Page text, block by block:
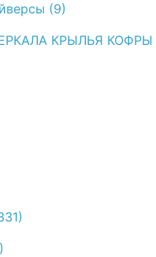
(9)
КРЫЛЬЯ КОФРЫ